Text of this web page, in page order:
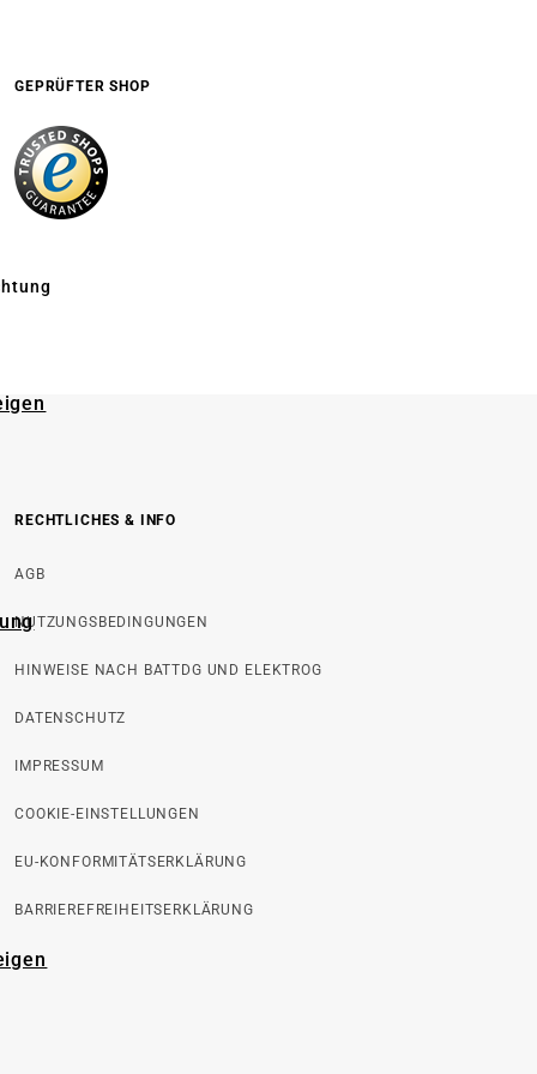
GEPRÜFTER SHOP
RECHTLICHES & INFO
AGB
NUTZUNGSBEDINGUNGEN
HINWEISE NACH BATTDG UND ELEKTROG
DATENSCHUTZ
IMPRESSUM
COOKIE-EINSTELLUNGEN
EU-KONFORMITÄTSERKLÄRUNG
BARRIEREFREIHEITSERKLÄRUNG